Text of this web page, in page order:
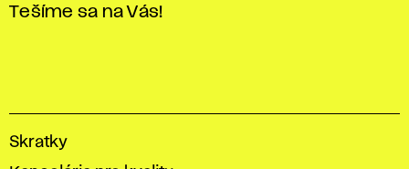
Tešíme sa na Vás!
V
Skratky